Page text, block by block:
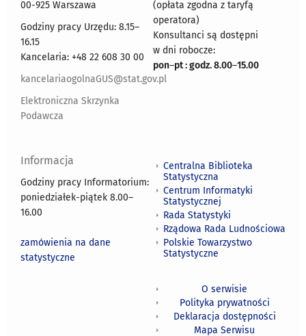
00-925 Warszawa
Godziny pracy Urzędu: 8.15–
16.15
Kancelaria: +48 22 608 30 00
kancelariaogolnaGUS@stat.gov.pl
Elektroniczna Skrzynka
Podawcza
(opłata zgodna z taryfą
operatora)
Konsultanci są dostępni
w dni robocze:
pon–pt : godz. 8.00–15.00
Informacja
Godziny pracy Informatorium:
poniedziałek-piątek 8.00–
16.00
zamówienia na dane
statystyczne
Centralna Biblioteka
Statystyczna
Centrum Informatyki
Statystycznej
Rada Statystyki
Rządowa Rada Ludnościowa
Polskie Towarzystwo
Statystyczne
O serwisie
Polityka prywatności
Deklaracja dostępności
Mapa Serwisu